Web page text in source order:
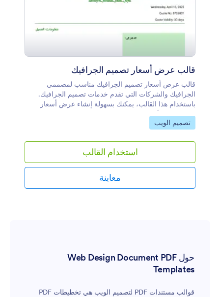
قالب عرض أسعار تصميم الجرافيك
قالب عرض أسعار تصميم الجرافيك مناسب لمصممي
الجرافيك والشركات التي تقدم خدمات تصميم الجرافيك.
باستخدام هذا القالب، يمكنك بسهولة إنشاء عرض أسعار
بصيغة PDF لأعمال التصميم الخاصة بك. يتم تحديث العرض
تلقائيًا بالمعلومات من نموذج الطلب أو استمارة الطلب التي
إرسالها للعملاء في أي وقت أو الاحتفاظ بها لأغراض
المراجعة. لتعديل قالب عرض أسعار تصميم الجرافيك بما
يتناسب مع احتياجاتك، يمكنك استخدام محرر PDF الخاص بـ
Jotform. الميزة هي أنك ستحتاج فقط إلى السحب والإفلات
للعناصر دون الحاجة إلى أي معرفة بالبرمجة.
انتقل إلى الفئة:
تصميم الويب
استخدام القالب
معاينة
حول Web Design Document PDF
Templates
قوالب مستندات PDF لتصميم الويب هي تخطيطات PDF